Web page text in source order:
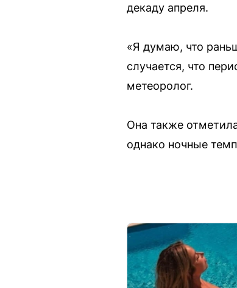
декаду апреля.
«Я думаю, что
случается, что
метеоролог.
Она также
однако ночные